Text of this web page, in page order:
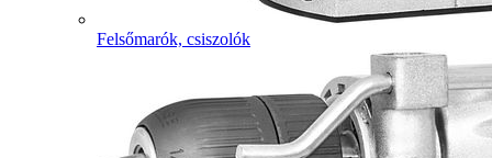
Felsőmarók, csiszolók